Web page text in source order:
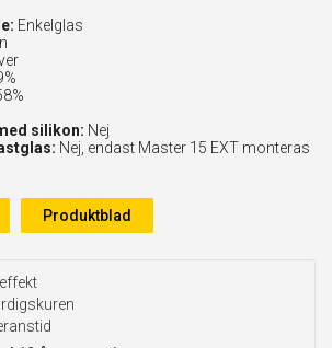
Enkelglas
silikon: Nej
Nej, endast Master 15 EXT monteras
Produktblad